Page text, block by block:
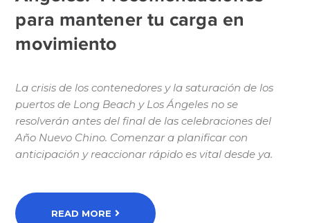
para mantener tu carga en
movimiento
La crisis de los contenedores y la saturación de los
puertos de Long Beach y Los Ángeles no se
resolverán antes del final de las celebraciones del
Año Nuevo Chino. Comenzar a planificar con
anticipación y reaccionar rápido es vital desde ya.
READ MORE